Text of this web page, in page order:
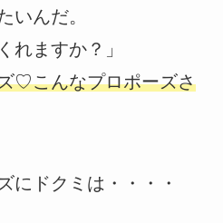
いんだ。
れますか？」
♡こんなプロポーズさ
にドクミは・・・・